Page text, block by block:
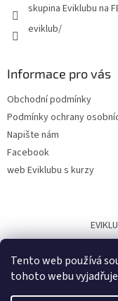
Tento web používá
tohoto webu
skupina Eviklubu na
eviklub/
Informace pro vás
Obchodní podmínky
Podmínky ochrany
Napište nám
Facebook
web Eviklubu s kurzy